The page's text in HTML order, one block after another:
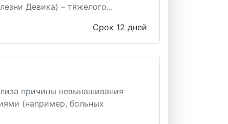
Девика) – тяжелого...
Срок 12 дней
причины невынашивания
(например, больных